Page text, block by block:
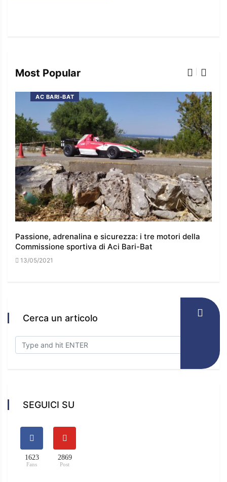
Most Popular
AC BARI-BAT
Passione, adrenalina e sicurezza: i tre motori della
Commissione sportiva di Aci Bari-Bat
13/05/2021
Cerca un articolo
SEGUICI SU
1623
Fans
2869
Post